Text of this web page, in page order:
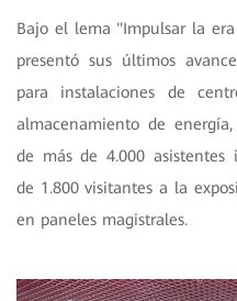
Bajo el lema "Impulsar la
presentó sus últimos
para instalaciones de
almacenamiento de
de más de 4.000 asistentes
de 1.800 visitantes a la
en paneles magistrales.